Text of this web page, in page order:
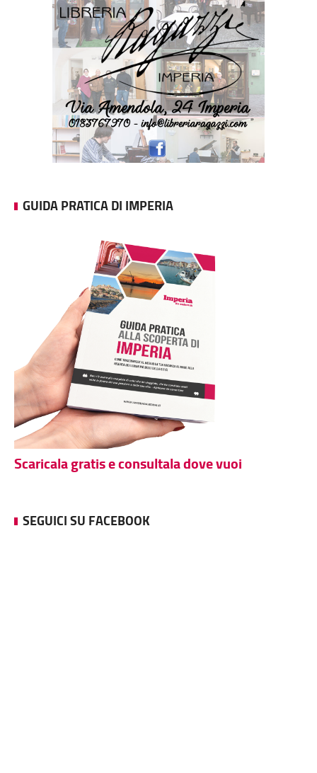
GUIDA PRATICA DI IMPERIA
Scaricala gratis e consultala dove vuoi
SEGUICI SU FACEBOOK